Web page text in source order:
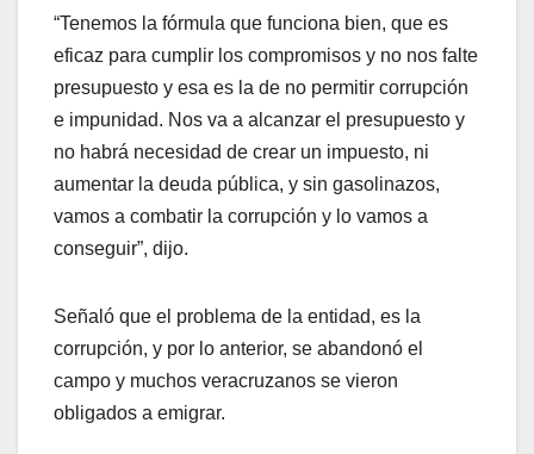
“Tenemos la fórmula que funciona bien, que es
eficaz para cumplir los compromisos y no nos falte
presupuesto y esa es la de no permitir corrupción
e impunidad. Nos va a alcanzar el presupuesto y
no habrá necesidad de crear un impuesto, ni
aumentar la deuda pública, y sin gasolinazos,
vamos a combatir la corrupción y lo vamos a
conseguir”, dijo.
Señaló que el problema de la entidad, es la
corrupción, y por lo anterior, se abandonó el
campo y muchos veracruzanos se vieron
obligados a emigrar.